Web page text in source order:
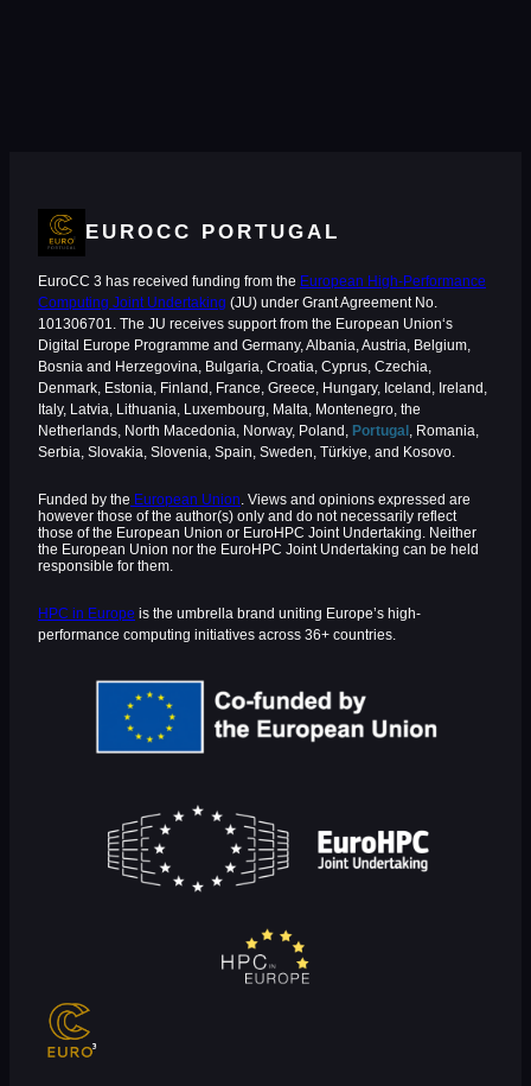
EUROCC PORTUGAL
EuroCC 3 has received funding from the European High-Performance
Computing Joint Undertaking (JU) under Grant Agreement No.
101306701. The JU receives support from the European Union‘s
Digital Europe Programme and Germany, Albania, Austria, Belgium,
Bosnia and Herzegovina, Bulgaria, Croatia, Cyprus, Czechia,
Denmark, Estonia, Finland, France, Greece, Hungary, Iceland, Ireland,
Italy, Latvia, Lithuania, Luxembourg, Malta, Montenegro, the
Netherlands, North Macedonia, Norway, Poland, Portugal , Romania,
Serbia, Slovakia, Slovenia, Spain, Sweden, Türkiye, and Kosovo.
Funded by the European Union. Views and opinions expressed are
however those of the author(s) only and do not necessarily reflect
those of the European Union or EuroHPC Joint Undertaking. Neither
the European Union nor the EuroHPC Joint Undertaking can be held
responsible for them.
HPC in Europe is the umbrella brand uniting Europe’s high-
performance computing initiatives across 36+ countries.